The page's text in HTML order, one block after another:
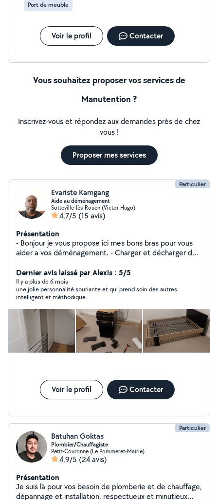
Port de meuble
Voir le profil Contacter
Vous souhaitez proposer vos services de
Manutention ?
Inscrivez-vous et répondez aux demandes près de chez
vous !
Proposer mes services
Particulier
Evariste Kamgang
Aide au déménagement
Sotteville-lès-Rouen (Victor Hugo)
4,7/5 (15 avis)
Présentation
- Bonjour je vous propose ici mes bons bras pour vous
aider a vos déménagement. - Charger et décharger des
loudes. - vous accompagnez à vos courses ou à vos
déplacements courtes ou longues distances. - montage
des meubles. - démontage des meubles. - déplacer des
meubles. - débarrassez les encombrements. - Des
petits bricoles. Je suis disponible de suite.
Dernier avis laissé par Alexis : 5/5
Il y a plus de 6 mois
une jolie personnalité souriante et qui prend soin des autres.
intelligent et méthodique.
Voir le profil Contacter
Particulier
Batuhan Goktas
Plombier/Chauffagiste
Petit-Couronne (Le Pommeret-Mairie)
4,9/5 (24 avis)
Présentation
Je suis là pour vos besoin de plomberie et de chauffage,
dépannage et installation, respectueux et minutieux